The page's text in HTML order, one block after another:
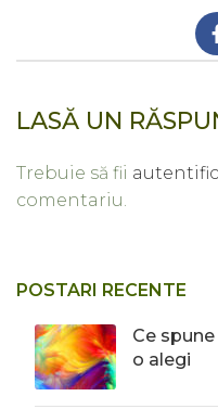
LASĂ UN
Trebuie să fii
comentariu.
POSTARI RECENTE
Ce
o alegi